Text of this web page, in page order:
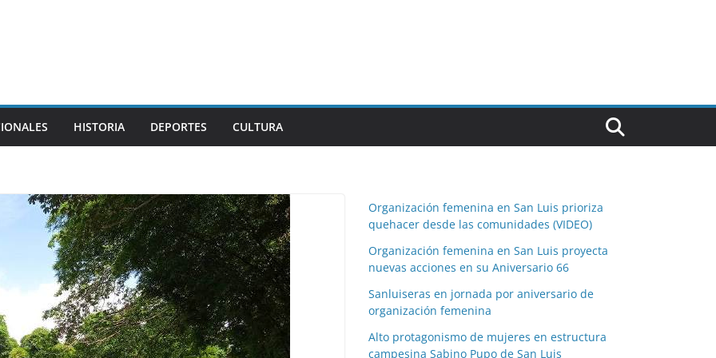
HISTORIA DEPORTES CULTURA
Organización femenina en San Luis prioriza
quehacer desde las comunidades (VIDEO)
Organización femenina en San Luis proyecta
nuevas acciones en su Aniversario 66
Sanluiseras en jornada por aniversario de
organización femenina
Alto protagonismo de mujeres en estructura
campesina Sabino Pupo de San Luis